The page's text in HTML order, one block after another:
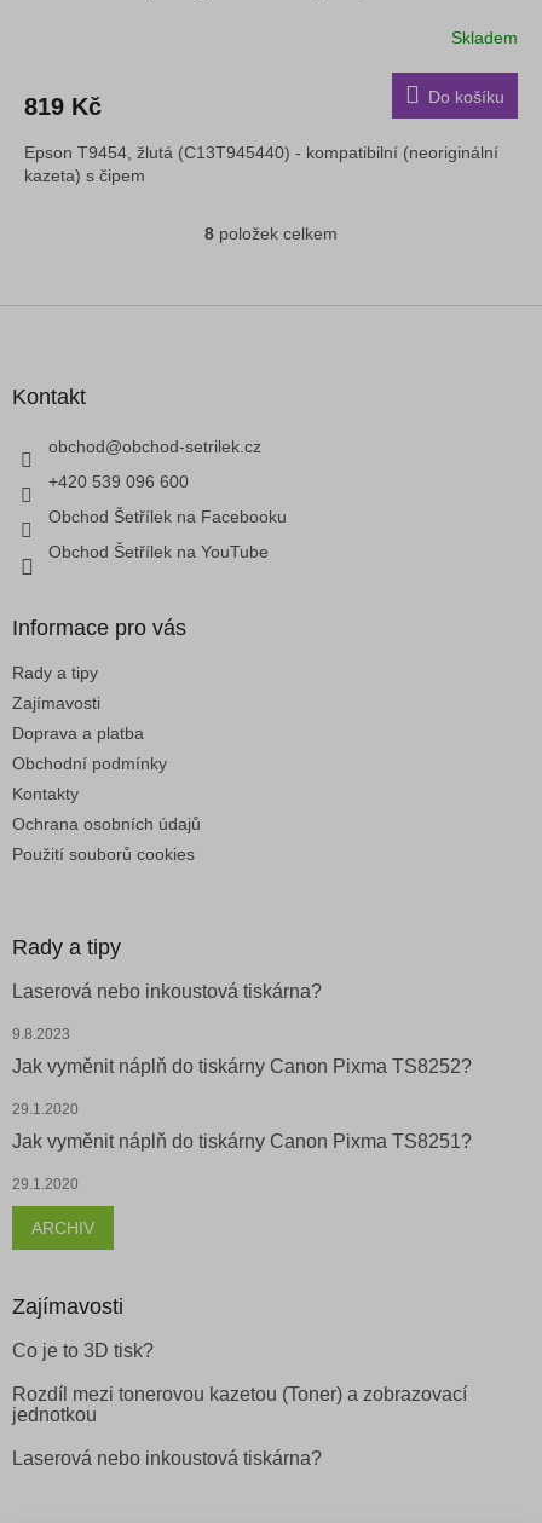
Skladem
819 Kč Do košíku
Epson T9454, žlutá (C13T945440) - kompatibilní (neoriginální
kazeta) s čipem
O
á
y
8 položek celkem
Kontakt
obchod@obchod-setrilek.cz
+420 539 096 600
Obchod Šetřílek na Facebooku
Obchod Šetřílek na YouTube
Informace pro vás
Rady a tipy
Zajímavosti
Doprava a platba
Obchodní podmínky
Kontakty
Ochrana osobních údajů
Použití souborů cookies
Rady a tipy
Laserová nebo inkoustová tiskárna?
9.8.2023
Jak vyměnit náplň do tiskárny Canon Pixma TS8252?
29.1.2020
Jak vyměnit náplň do tiskárny Canon Pixma TS8251?
29.1.2020
ARCHIV
Zajímavosti
Co je to 3D tisk?
Rozdíl mezi tonerovou kazetou (Toner) a zobrazovací
jednotkou
Laserová nebo inkoustová tiskárna?